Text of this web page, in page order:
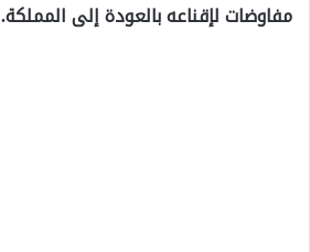
مفاوضات لإقناعه بالعودة إلى المملكة.